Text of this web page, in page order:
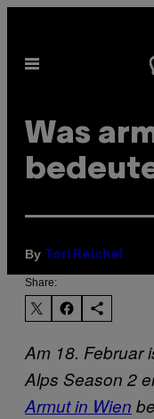
content
Open
Was
By Tori Reichel
Share:
Am 18. Februar
Alps Season 2
Armut in Wien